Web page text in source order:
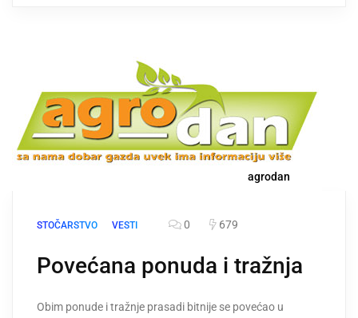
agrodan
STOČARSTVO VESTI 0 679
Povećana ponuda i tražnja
Obim ponude i tražnje prasadi bitnije se povećao u